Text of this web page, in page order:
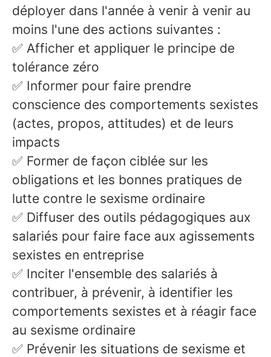
déployer dans l'année à venir à venir au
moins l'une des actions suivantes :
✅ Afficher et appliquer le principe de
tolérance zéro
✅ Informer pour faire prendre
conscience des comportements sexistes
(actes, propos, attitudes) et de leurs
impacts
✅ Former de façon ciblée sur les
obligations et les bonnes pratiques de
lutte contre le sexisme ordinaire
✅ Diffuser des outils pédagogiques aux
salariés pour faire face aux agissements
sexistes en entreprise
✅ Inciter l'ensemble des salariés à
contribuer, à prévenir, à identifier les
comportements sexistes et à réagir face
au sexisme ordinaire
✅ Prévenir les situations de sexisme et